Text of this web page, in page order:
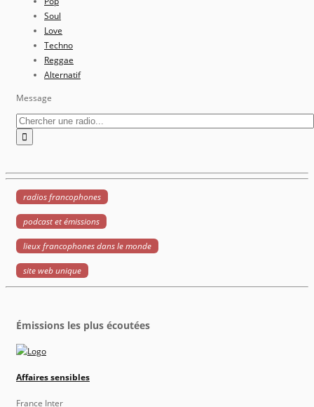
Soul
Love
Techno
Reggae
Alternatif
Message
radios francophones
podcast et émissions
lieux francophones dans le monde
site web unique
Émissions les plus écoutées
Affaires sensibles
France Inter